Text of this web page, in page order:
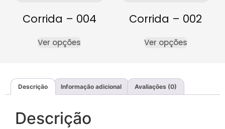
Corrida – 004
Ver opções
Corrida – 002
Ver opções
Descrição Informação adicional Avaliações (0)
Descrição